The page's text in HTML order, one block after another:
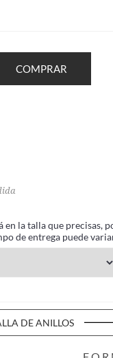
en la talla que precisas,
de entrega puede
DE ANILLOS